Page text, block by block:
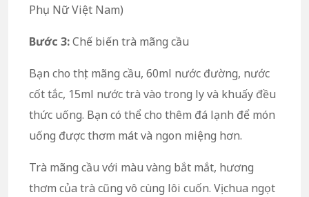
Phụ Nữ Việt Nam)
Bước 3:Chế biến trà mãng cầu
Bạn cho thịt mãng cầu, 60ml nước đường, nước
cốt tắc, 15ml nước trà vào trong ly và khuấy đều
thức uống. Bạn có thể cho thêm đá lạnh để món
uống được thơm mát và ngon miệng hơn.
Trà mãng cầu với màu vàng bắt mắt, hương
thơm của trà cũng vô cùng lôi cuốn. Vị chua ngọt